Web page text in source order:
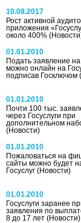
10.08.2017
Рост активной
приложения
около 400%
01.01.2010
Подать заявление
можно онлайн на
подписав Госключом
01.01.2010
Почти 100 тыс.
через Госуслуги при
дополнительном
(Новости)
01.01.2010
Пожаловаться на
сайты можно будет
Госуслуг (Новости)
01.01.2010
Госуслуги заранее
заявления по
8 до 17 лет (Новости)